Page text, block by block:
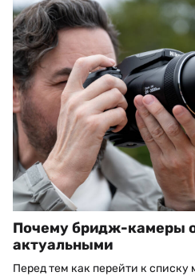
Почему бридж-камеры
актуальными
Перед тем как перейти к списку